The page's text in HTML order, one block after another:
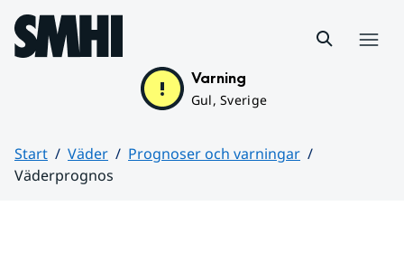
Hoppa till sidans innehåll
Varning
Gul, Sverige
Start Väder
Prognoser och varningar
Väderprognos